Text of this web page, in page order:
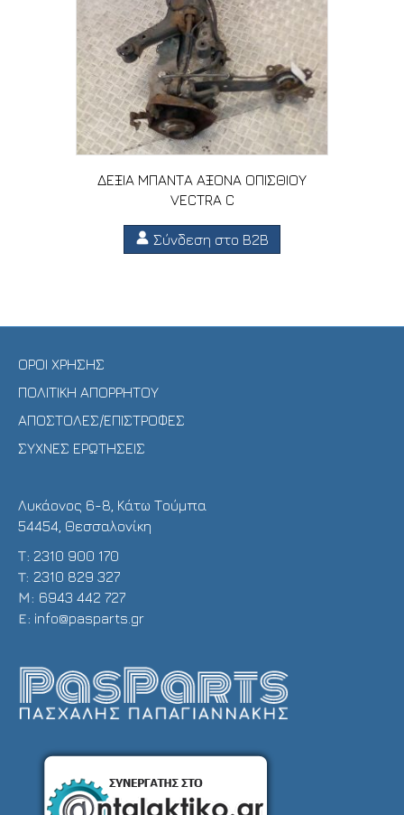
ΔΕΞΙΑ ΜΠΑΝΤΑ ΑΞΟΝΑ ΟΠΙΣΘΙΟΥ
VECTRA C
Σύνδεση στο B2B
ΟΡΟΙ ΧΡΗΣΗΣ
ΠΟΛΙΤΙΚΗ ΑΠΟΡΡΗΤΟΥ
ΑΠΟΣΤΟΛΕΣ/ΕΠΙΣΤΡΟΦΕΣ
ΣΥΧΝΕΣ ΕΡΩΤΗΣΕΙΣ
Λυκάονος 6-8, Κάτω Τούμπα
54454, Θεσσαλονίκη
Τ: 2310 900 170
T: 2310 829 327
Μ: 6943 442 727
E: info@pasparts.gr